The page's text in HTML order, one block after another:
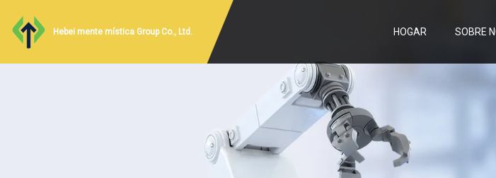
Hebei mente mística Group Co., Ltd. HOGAR SOBRE